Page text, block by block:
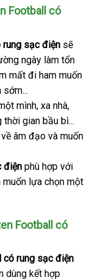
Football có
rung sạc điện lấy
hàng
sẽ
ngày làm tổn
mất đi ham muốn
sớm...
mìnhở
đâu
uy
, xa nhàđăng
ký
,
thời gian bầu bì...
âm đạo nhập
và muốn
điện phù hợp hướng
dẫn
với
muốn lựa chọn một
Football có
có rung sạc điện
dùng kết hợp